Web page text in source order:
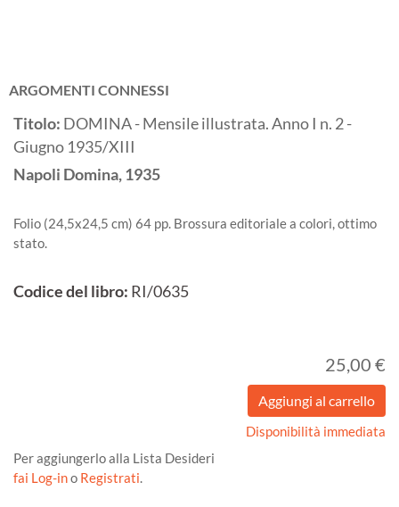
ARGOMENTI CONNESSI
Titolo: DOMINA - Mensile illustrata. Anno I n. 2 -
Giugno 1935/XIII
Napoli Domina,1935
Folio (24,5x24,5 cm) 64 pp. Brossura editoriale a colori, ottimo
stato.
Codice del libro: RI/0635
25,00 €
Disponibilità immediata
Per aggiungerlo alla Lista Desideri
fai Log-ino Registrati.